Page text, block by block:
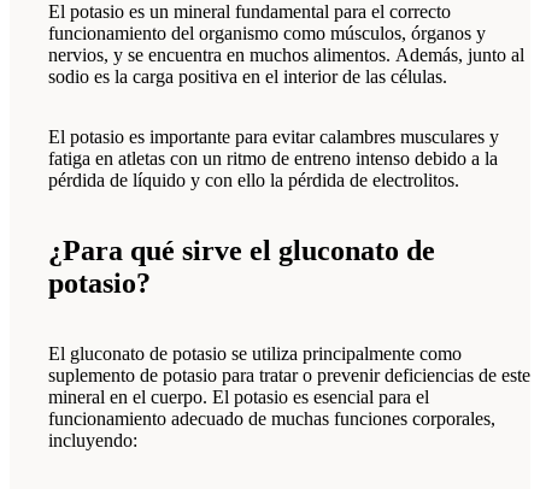
El potasio es un mineral fundamental para el correcto
funcionamiento del organismo como músculos, órganos y
nervios, y se encuentra en muchos alimentos. Además, junto al
sodio es la carga positiva en el interior de las células.
El potasio es importante para evitar calambres musculares y
fatiga en atletas con un ritmo de entreno intenso debido a la
pérdida de líquido y con ello la pérdida de electrolitos.
¿Para qué sirve el gluconato de
potasio?
El gluconato de potasio se utiliza principalmente como
suplemento de potasio para tratar o prevenir deficiencias de este
mineral en el cuerpo. El potasio es esencial para el
funcionamiento adecuado de muchas funciones corporales,
incluyendo: